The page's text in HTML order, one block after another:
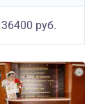
36400 руб.